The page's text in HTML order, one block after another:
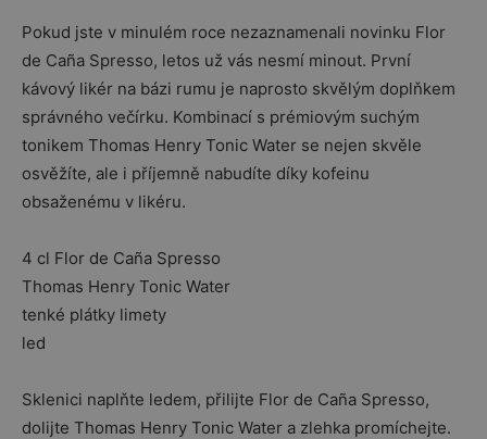
Pokud jste v minulém roce nezaznamenali novinku Flor
de Caña Spresso, letos už vás nesmí minout. První
kávový likér na bázi rumu je naprosto skvělým doplňkem
správného večírku. Kombinací s prémiovým suchým
tonikem Thomas Henry Tonic Water se nejen skvěle
osvěžíte, ale i příjemně nabudíte díky kofeinu
obsaženému v likéru.
4 cl Flor de Caña Spresso
Thomas Henry Tonic Water
tenké plátky limety
led
Sklenici naplňte ledem, přilijte Flor de Caña Spresso,
dolijte Thomas Henry Tonic Water a zlehka promíchejte.